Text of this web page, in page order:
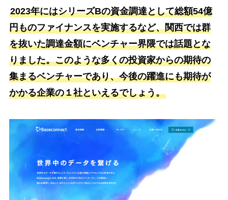
2023年にはシリーズBの資金調達として総額54億
円ものファイナンスを実施するなど、関西では群
を抜いた調達金額にベンチャー界隈では話題とな
りました。このような多くの投資家からの期待の
集まるベンチャーであり、今後の躍進にも期待が
かかる企業の１社といえるでしょう。